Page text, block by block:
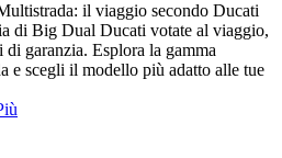
il viaggio secondo Ducati
di Big Dual Ducati votate al viaggio,
di garanzia. Esplora la gamma
e scegli il modello più adatto alle tue